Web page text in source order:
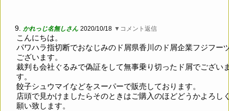
9. かれっじ名無しさん 2020/10/18 ▼コメント返信
こんにちは。
パワハラ指切断でおなじみのド屑県香川のド屑企業フジフー
ございます。
裁判も会社ぐるみで偽証をして無事乗り切ったド屑でござい
す。
餃子シュウマイなどをスーパーで販売しております。
店頭で見かけましたらそのときはご購入のほどどうかよろし
願い致します。